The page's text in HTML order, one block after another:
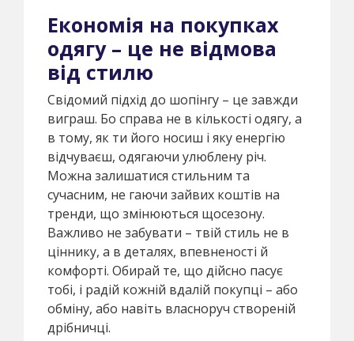
Економія на покупках
одягу – це не відмова
від стилю
Свідомий підхід до шопінгу – це завжди
виграш. Бо справа не в кількості одягу, а
в тому, як ти його носиш і яку енергію
відчуваєш, одягаючи улюблену річ.
Можна залишатися стильним та
сучасним, не гаючи зайвих коштів на
тренди, що змінюються щосезону.
Важливо не забувати – твій стиль не в
ціннику, а в деталях, впевненості й
комфорті. Обирай те, що дійсно пасує
тобі, і радій кожній вдалій покупці – або
обміну, або навіть власноруч створеній
дрібничці.